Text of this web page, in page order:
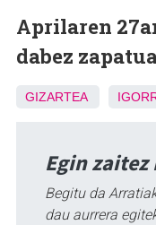
Aprilaren
dabez
GIZARTEA
Egin
Begitu da
dau aurrera